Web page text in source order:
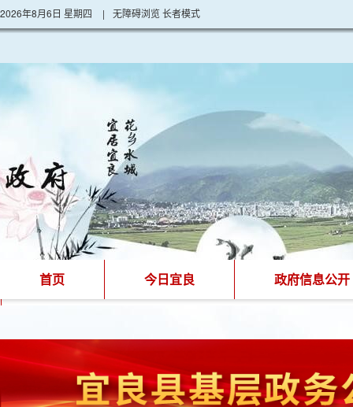
2026年8月6日 星期四 | 无障碍浏览长者模式
首页 今日宜良 政府信息公开